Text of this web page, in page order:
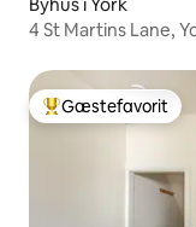
Bedste gæstefavorit
Gæstefavorit